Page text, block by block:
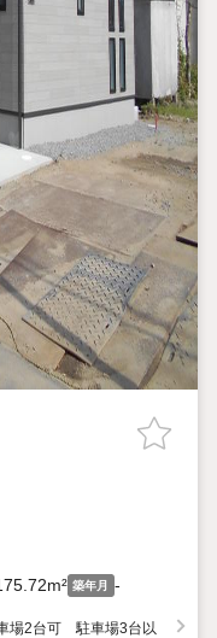
築年月 -
場2台可 駐車場3台以